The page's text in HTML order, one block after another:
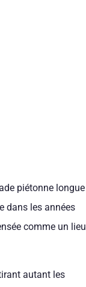
piétonne longue
dans les années
comme un lieu
autant les